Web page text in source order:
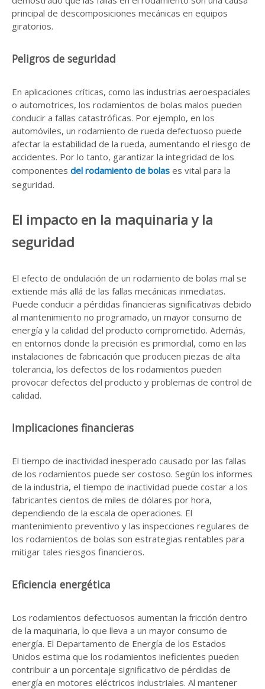
principal de descomposiciones mecánicas en equipos
giratorios.
Peligros de seguridad
En aplicaciones críticas, como las industrias aeroespaciales
o automotrices, los rodamientos de bolas malos pueden
conducir a fallas catastróficas. Por ejemplo, en los
automóviles, un rodamiento de rueda defectuoso puede
afectar la estabilidad de la rueda, aumentando el riesgo de
accidentes. Por lo tanto, garantizar la integridad de los
componentes del rodamiento de bolas es vital para la
seguridad.
El impacto en la maquinaria y la
seguridad
El efecto de ondulación de un rodamiento de bolas mal se
extiende más allá de las fallas mecánicas inmediatas.
Puede conducir a pérdidas financieras significativas debido
al mantenimiento no programado, un mayor consumo de
energía y la calidad del producto comprometido. Además,
en entornos donde la precisión es primordial, como en las
instalaciones de fabricación que producen piezas de alta
tolerancia, los defectos de los rodamientos pueden
provocar defectos del producto y problemas de control de
calidad.
Implicaciones financieras
El tiempo de inactividad inesperado causado por las fallas
de los rodamientos puede ser costoso. Según los informes
de la industria, el tiempo de inactividad puede costar a los
fabricantes cientos de miles de dólares por hora,
dependiendo de la escala de operaciones. El
mantenimiento preventivo y las inspecciones regulares de
los rodamientos de bolas son estrategias rentables para
mitigar tales riesgos financieros.
Eficiencia energética
Los rodamientos defectuosos aumentan la fricción dentro
de la maquinaria, lo que lleva a un mayor consumo de
energía. El Departamento de Energía de los Estados
Unidos estima que los rodamientos ineficientes pueden
contribuir a un porcentaje significativo de pérdidas de
energía en motores eléctricos industriales. Al mantener